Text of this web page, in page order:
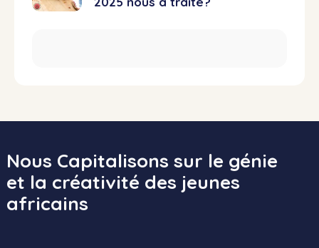
Nous Capitalisons sur le génie
et la créativité des jeunes
africains